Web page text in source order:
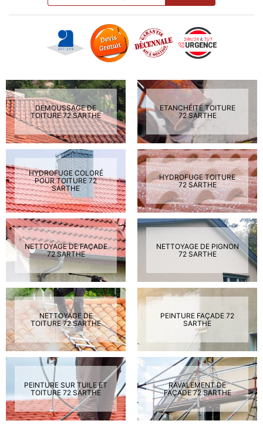
DEMOUSSAGE DE
TOITURE 72 SARTHE
ETANCHÉITÉ TOITURE
72 SARTHE
HYDROFUGE COLORÉ
POUR TOITURE 72
SARTHE
HYDROFUGE TOITURE
72 SARTHE
NETTOYAGE DE FAÇADE
72 SARTHE
NETTOYAGE DE PIGNON
72 SARTHE
NETTOYAGE DE
TOITURE 72 SARTHE
PEINTURE FAÇADE 72
SARTHE
PEINTURE SUR TUILE ET
TOITURE 72 SARTHE
RAVALEMENT DE
FAÇADE 72 SARTHE